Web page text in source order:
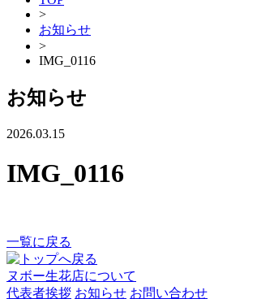
>
お知らせ
>
IMG_0116
お知らせ
2026.03.15
IMG_0116
一覧に戻る
ヌボー生花店について
代表者挨拶 お知らせ お問い合わせ